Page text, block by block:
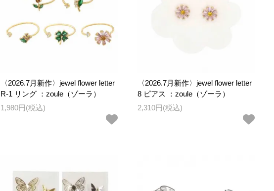
〈2026.7月新作〉jewel flower letter
R-1 リング ：zoule（ゾーラ）
1,980円(税込)
〈2026.7月新作〉jewel flower letter
8 ピアス ：zoule（ゾーラ）
2,310円(税込)